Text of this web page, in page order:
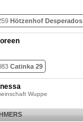
Hötzenhof Desperados
Catinka 29
Wuppe